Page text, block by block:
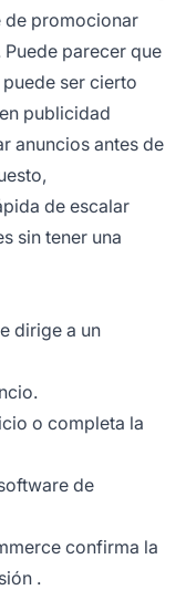
de promocionar
parecer que
ser cierto
publicidad
anuncios antes de
de escalar
sin tener una
dirige a un
o completa la
de
confirma la
.